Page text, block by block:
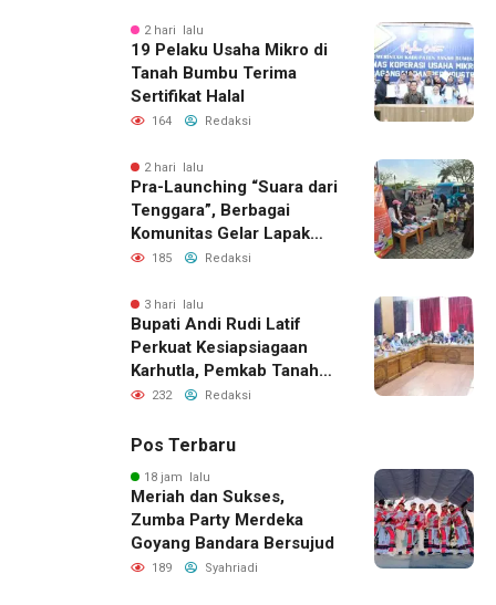
2 hari lalu
19 Pelaku Usaha Mikro di
Tanah Bumbu Terima
Sertifikat Halal
164 Redaksi
2 hari lalu
Pra-Launching “Suara dari
Tenggara”, Berbagai
Komunitas Gelar Lapak
Baca di Bandara Bersujud
185 Redaksi
3 hari lalu
Bupati Andi Rudi Latif
Perkuat Kesiapsiagaan
Karhutla, Pemkab Tanah
Bumbu Aktifkan Posko
232 Redaksi
Pos Terbaru
18 jam lalu
Meriah dan Sukses,
Zumba Party Merdeka
Goyang Bandara Bersujud
189 Syahriadi